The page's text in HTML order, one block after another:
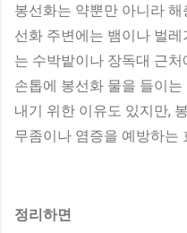
봉선화는 약뿐만 아니라
선화 주변에는 뱀이나 벌
는 수박밭이나 장독대 근
손톱에 봉선화 물을 들이
내기 위한 이유도 있지만,
무좀이나 염증을 예방하는
정리하면